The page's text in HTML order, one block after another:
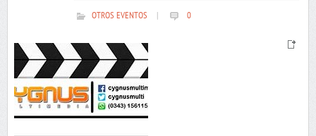
OTROS EVENTOS 0